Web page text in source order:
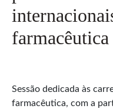
farmacêutica
Sessão dedicada às
farmacêutica, com a